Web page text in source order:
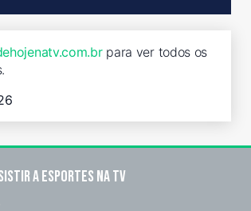
para ver todos os
a esportes na TV